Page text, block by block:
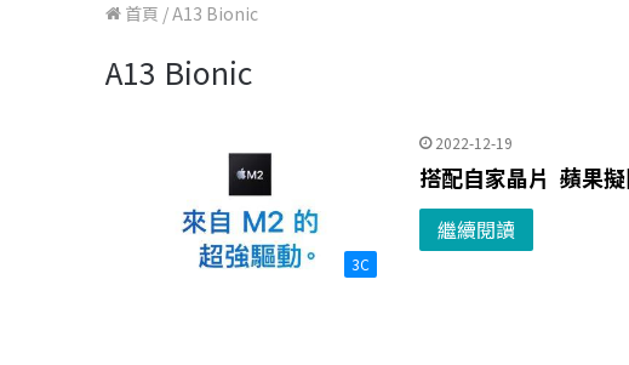
首頁 /A13 Bionic
A13 Bionic
3C
2022-12-19
搭配自家晶片 蘋果
繼續閱讀